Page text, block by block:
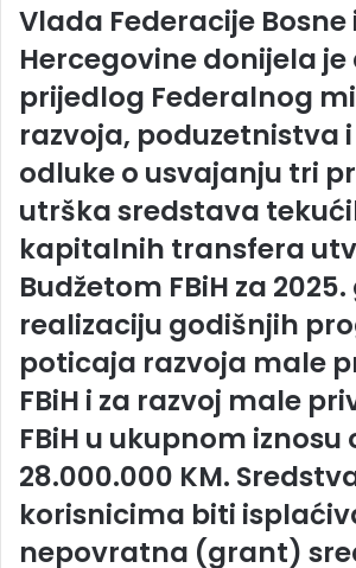
Vlada Federacije Bosne
Hercegovine donijela
prijedlog Federalnog
razvoja, poduzetnistva
odluke o usvajanju tri
utrška sredstava
kapitalnih transfera
Budžetom FBiH za
realizaciju godišnjih
poticaja razvoja male
FBiH i za razvoj male
FBiH u ukupnom iznosu
28.000.000 KM.
korisnicima biti
nepovratna (grant)